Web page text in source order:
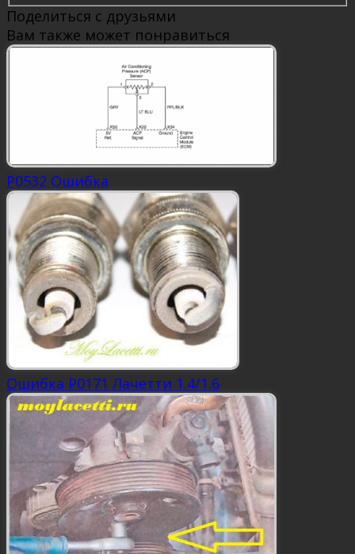
Поделиться с друзьями
Вам также может понравиться
P0532 Ошибка
Ошибка P0171 Лачетти 1.4/1.6